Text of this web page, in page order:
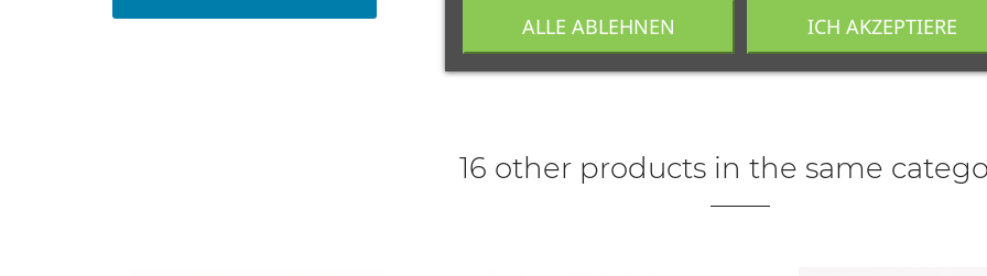
16 other products in the same
ALLE ABLEHNEN ICH AKZEPTIERE